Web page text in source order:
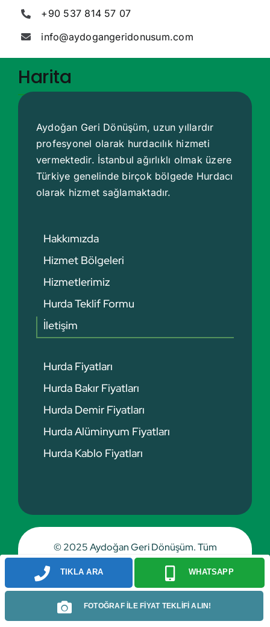
+90 537 814 57 07
info@aydogangeridonusum.com
Harita
Aydoğan Geri Dönüşüm, uzun yıllardır
profesyonel olarak hurdacılık hizmeti
vermektedir. İstanbul ağırlıklı olmak üzere
Türkiye genelinde birçok bölgede Hurdacı
olarak hizmet sağlamaktadır.
Hakkımızda
Hizmet Bölgeleri
Hizmetlerimiz
Hurda Teklif Formu
İletişim
Hurda Fiyatları
Hurda Bakır Fiyatları
Hurda Demir Fiyatları
Hurda Alüminyum Fiyatları
Hurda Kablo Fiyatları
© 2025 Aydoğan Geri Dönüşüm. Tüm
hakları saklıdır.
TIKLA ARA WHATSAPP
FOTOĞRAF İLE FİYAT TEKLİFİ ALIN!